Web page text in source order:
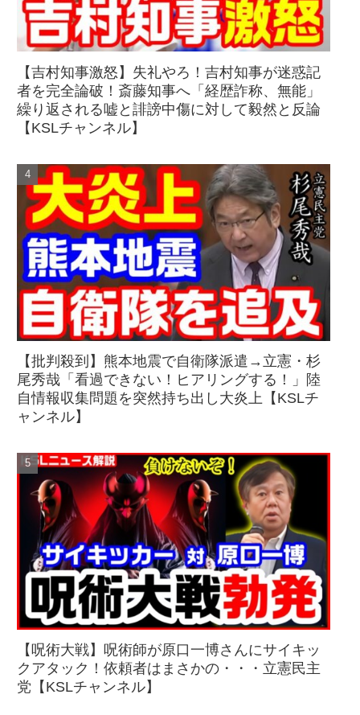
【吉村知事激怒】失礼やろ！吉村知事が迷惑記
者を完全論破！斎藤知事へ「経歴詐称、無能」
繰り返される嘘と誹謗中傷に対して毅然と反論
【KSLチャンネル】
【批判殺到】熊本地震で自衛隊派遣→立憲・杉
尾秀哉「看過できない！ヒアリングする！」陸
自情報収集問題を突然持ち出し大炎上【KSLチ
ャンネル】
【呪術大戦】呪術師が原口一博さんにサイキッ
クアタック！依頼者はまさかの・・・立憲民主
党【KSLチャンネル】